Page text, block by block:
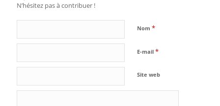
N’hésitez pas à contribuer !
Nom *
E-mail *
Site web